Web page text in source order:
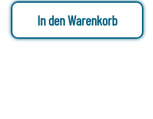
In den Warenkorb